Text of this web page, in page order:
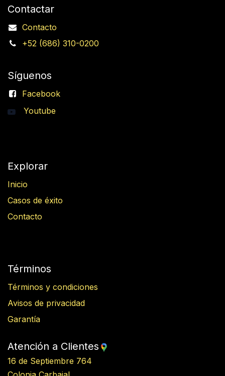
Contactar
Contacto
+52 (686) 310-0200
Síguenos
Facebook
Youtube
Explorar
Inicio
Casos de éxito
Contacto
Términos
Términos y condiciones
Avisos de privacidad
Garantía
Atención a Clientes
16 de Septiembre 764